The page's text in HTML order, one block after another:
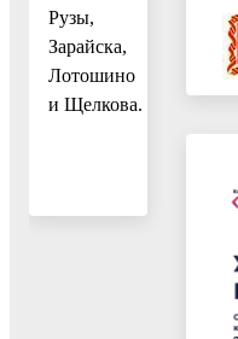
Рузы,
Зарайска,
Лотошино
и Щелкова.